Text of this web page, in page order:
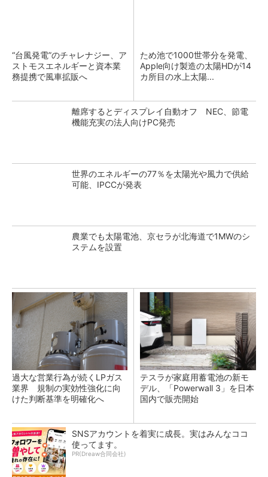
“台風発電”のチャレナジー、ア
ストモスエネルギーと資本業
務提携で風車拡販へ
ため池で1000世帯分を発電、
Apple向け製造の太陽HDが14
カ所目の水上太陽...
離席するとディスプレイ自動オフ NEC、節電
機能充実の法人向けPC発売
世界のエネルギーの77％を太陽光や風力で供給
可能、IPCCが発表
農業でも太陽電池、京セラが北海道で1MWのシ
ステムを設置
過大な営業行為が続くLPガス
業界 規制の実効性強化に向
けた判断基準を明確化へ
テスラが家庭用蓄電池の新モ
デル、「Powerwall 3」を日本
国内で販売開始
SNSアカウントを着実に成長。実はみんなココ
使ってます。
PR(Dreaw合同会社)